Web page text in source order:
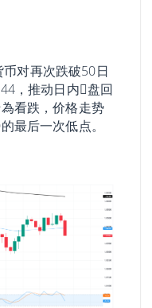
对再次跌破50日
，推动日内𧹒盘回
看跌，价格走势
最后一次低点。